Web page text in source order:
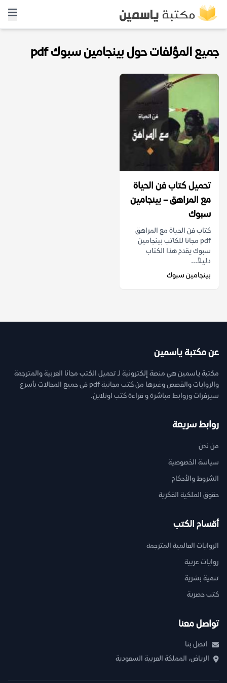
جميع المؤلفات حول بينجامين سبوك pdf
تحميل كتاب فن الحياة
مع المراهق – بينجامين
سبوك
كتاب فن الحياة مع المراهق
pdf مجانا للكاتب بينجامين
سبوك يقدم هذا الكتاب
دليلاً...
بينجامين سبوك
عن مكتبة ياسمين
مكتبة ياسمين هي منصة إلكترونية لـ تحميل الكتب مجانا العربية والمترجمة
والروايات والقصص وغيرها من كتب مجانية pdf فى جميع المجالات بأسرع
سيرفرات وروابط مباشرة و قراءة كتب اونلاين.
روابط سريعة
من نحن
سياسة الخصوصية
الشروط والأحكام
حقوق الملكية الفكرية
أقسام الكتب
الروايات العالمية المترجمة
روايات عربية
تنمية بشرية
كتب حصرية
تواصل معنا
اتصل بنا
الرياض، المملكة العربية السعودية